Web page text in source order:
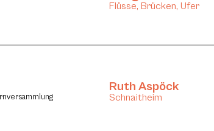
Flüsse, Brücken, Ufer
Ruth Aspöck
Schnaitheim